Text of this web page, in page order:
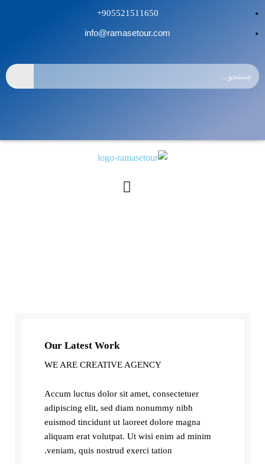
905521511650+
info@ramasetour.com
Our Latest Work
WE ARE CREATIVE AGENCY
Accum luctus dolor sit amet, consectetuer
adipiscing elit, sed diam nonummy nibh
euismod tincidunt ut laoreet dolore magna
aliquam erat volutpat. Ut wisi enim ad minim
veniam, quis nostrud exerci tation.